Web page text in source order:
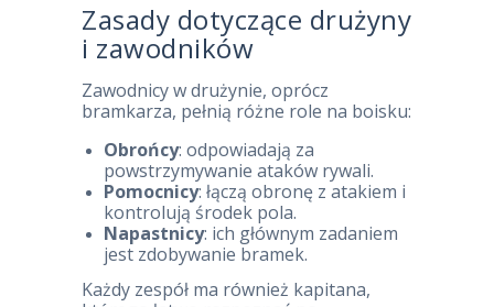
Zasady dotyczące drużyny
i zawodników
Zawodnicy w drużynie, oprócz
bramkarza, pełnią różne role na boisku:
Obrońcy: odpowiadają za
powstrzymywanie ataków rywali.
Pomocnicy: łączą obronę z atakiem i
kontrolują środek pola.
Napastnicy: ich głównym zadaniem
jest zdobywanie bramek.
Każdy zespół ma również kapitana,